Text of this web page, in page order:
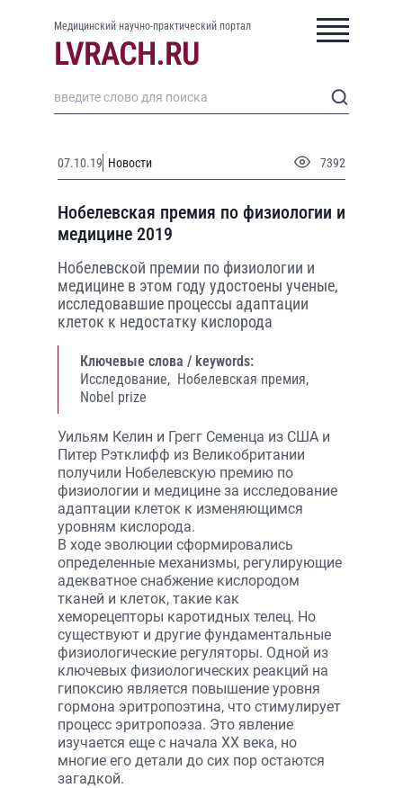
Медицинский научно-практический портал
07.10.19 Новости 7392
Нобелевская премия по физиологии и
медицине 2019
Нобелевской премии по физиологии и
медицине в этом году удостоены ученые,
исследовавшие процессы адаптации
клеток к недостатку кислорода
Ключевые слова / keywords:
Исследование, Нобелевская премия,
Nobel prize
Уильям Келин и Грегг Семенца из США и
Питер Рэтклифф из Великобритании
получили Нобелевскую премию по
физиологии и медицине за исследование
адаптации клеток к изменяющимся
уровням кислорода.
В ходе эволюции сформировались
определенные механизмы, регулирующие
адекватное снабжение кислородом
тканей и клеток, такие как
хеморецепторы каротидных телец. Но
существуют и другие фундаментальные
физиологические регуляторы. Одной из
ключевых физиологических реакций на
гипоксию является повышение уровня
гормона эритропоэтина, что стимулирует
процесс эритропоэза. Это явление
изучается еще с начала XX века, но
многие его детали до сих пор остаются
загадкой.